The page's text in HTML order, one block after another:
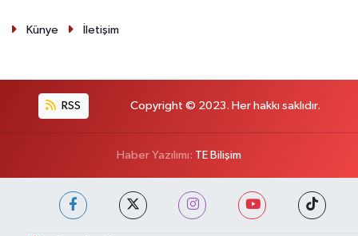
Künye İletişim
RSS Copyright © 2023. Her hakkı saklıdır.
Haber Yazılımı: TE Bilişim